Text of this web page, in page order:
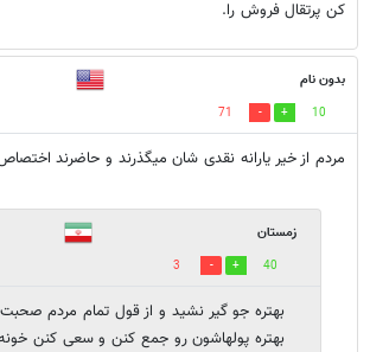
کن پرتقال فروش را.
بدون نام
10
71
مردم از خير يارانه نقدى شان ميگذرند و حاضرند
زمستان
40
3
بهتره جو گیر نشید و از قول تمام مردم
بهتره پولهاشون رو جمع کنن و سعی کنن